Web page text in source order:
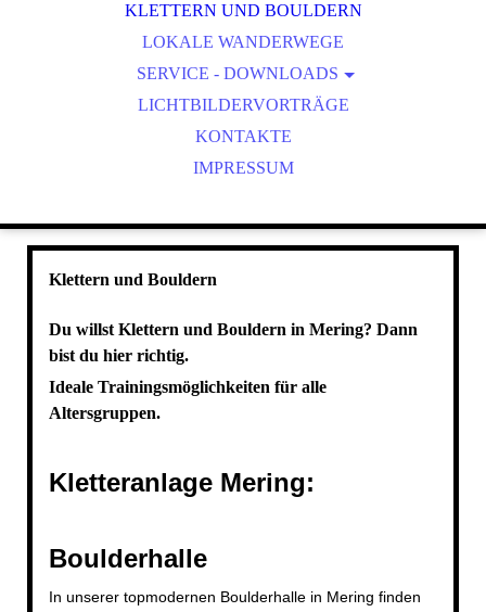
TOUREN 2025
TOUREN 2024
KINDER- UND JUGENDGRUPPEN
FAMILIENGRUPPE
LADIES ONLY
JUNGSENIOREN
MIXED AKTIV
SENIOREN
KLETTERN UND BOULDERN
LOKALE WANDERWEGE
SERVICE - DOWNLOADS
AUSRÜSTUNGSVERLEIH
LICHTBILDERVORTRÄGE
KONTAKTE
IMPRESSUM
Klettern und Bouldern
Du willst Klettern und Bouldern in Mering? Dann
bist du hier richtig.
Ideale Trainingsmöglichkeiten für alle
Altersgruppen.
Kletteranlage Mering:
Boulderhalle
In unserer topmodernen Boulderhalle in Mering finden